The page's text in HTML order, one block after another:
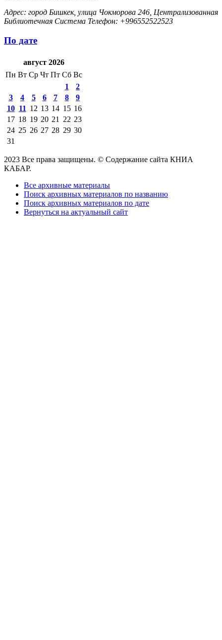
Адрес: город Бишкек, улица Чокморова 246, Централизованная
Библиотечная Система Телефон: +996552522523
По дате
август 2026
Пн Вт Ср Чт Пт Сб Вс
1
2
3
4 5 6 7 8
9
10 11 12 13 14 15 16
17 18 19 20 21 22 23
24 25 26 27 28 29 30
31
2023 Все права защищены. © Содержание сайта КНИА
КАБАР.
Все архивные материалы
Поиск архивных материалов по названию
Поиск архивных материалов по дате
Вернуться на актуальный сайт